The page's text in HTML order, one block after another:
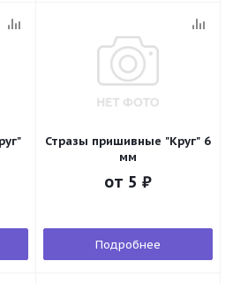
Стразы пришивные "Круг" 6
мм
от 5 ₽
Подробнее